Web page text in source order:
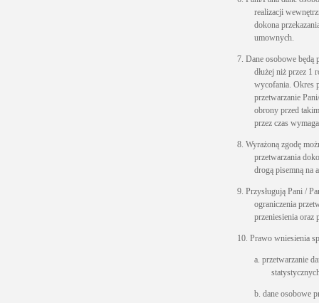
realizacji
dokona
umownych.
7. Dane osobowe będą
dłużej niż przez 1
wycofania. Okres
przetwarzanie
obrony przed
przez czas
8. Wyrażoną zgodę
przetwarzania
drogą pisemną na
9. Przysługują Pani /
ograniczenia
przeniesienia oraz
10. Prawo wniesienia
a. przetwarzanie
b. dane osobowe